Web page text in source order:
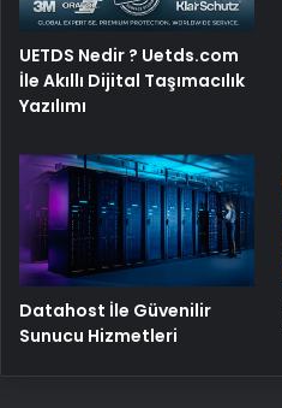
UETDS Nedir ? Uetds.com
İle Akıllı Dijital Taşımacılık
Yazılımı
Datahost İle Güvenilir
Sunucu Hizmetleri